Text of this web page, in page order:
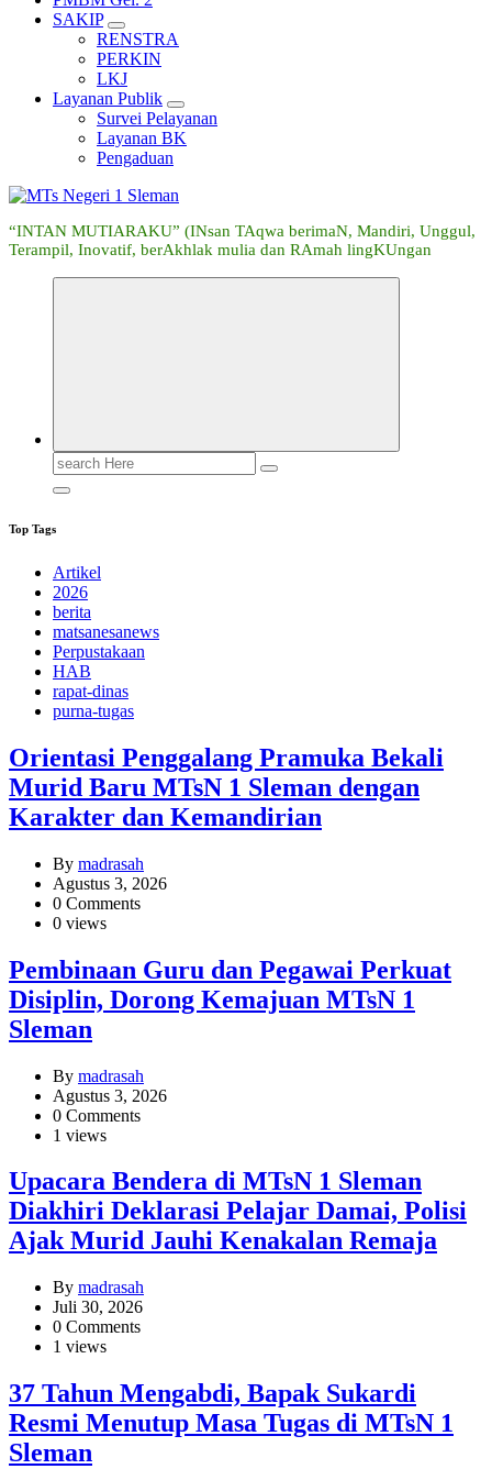
SAKIP
RENSTRA
PERKIN
LKJ
Layanan Publik
Survei Pelayanan
Layanan BK
Pengaduan
“INTAN MUTIARAKU” (INsan TAqwa berimaN, Mandiri, Unggul,
Terampil, Inovatif, berAkhlak mulia dan RAmah lingKUngan
Search
for:
Top Tags
Artikel
2026
berita
matsanesanews
Perpustakaan
HAB
rapat-dinas
purna-tugas
Orientasi Penggalang Pramuka Bekali
Murid Baru MTsN 1 Sleman dengan
Karakter dan Kemandirian
By madrasah
Agustus 3, 2026
0 Comments
0 views
Pembinaan Guru dan Pegawai Perkuat
Disiplin, Dorong Kemajuan MTsN 1
Sleman
By madrasah
Agustus 3, 2026
0 Comments
1 views
Upacara Bendera di MTsN 1 Sleman
Diakhiri Deklarasi Pelajar Damai, Polisi
Ajak Murid Jauhi Kenakalan Remaja
By madrasah
Juli 30, 2026
0 Comments
1 views
37 Tahun Mengabdi, Bapak Sukardi
Resmi Menutup Masa Tugas di MTsN 1
Sleman